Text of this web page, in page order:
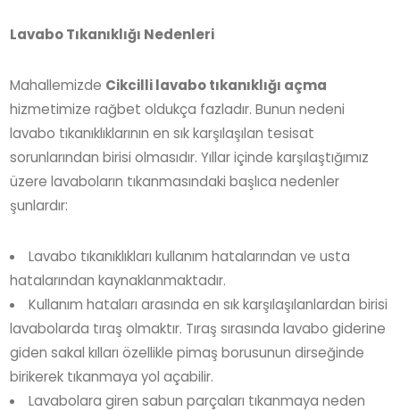
Lavabo Tıkanıklığı Nedenleri
Mahallemizde Cikcilli lavabo tıkanıklığı açma
hizmetimize rağbet oldukça fazladır. Bunun nedeni
lavabo tıkanıklıklarının en sık karşılaşılan tesisat
sorunlarından birisi olmasıdır. Yıllar içinde karşılaştığımız
üzere lavaboların tıkanmasındaki başlıca nedenler
şunlardır:
Lavabo tıkanıklıkları kullanım hatalarından ve usta
hatalarından kaynaklanmaktadır.
Kullanım hataları arasında en sık karşılaşılanlardan birisi
lavabolarda tıraş olmaktır. Tıraş sırasında lavabo giderine
giden sakal kılları özellikle pimaş borusunun dirseğinde
birikerek tıkanmaya yol açabilir.
Lavabolara giren sabun parçaları tıkanmaya neden